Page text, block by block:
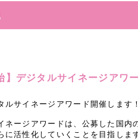
】デジタルサイネージアワ
ルサイネージアワード開催します！
ネージアワードは、公募した国
に活性化していくことを目指し